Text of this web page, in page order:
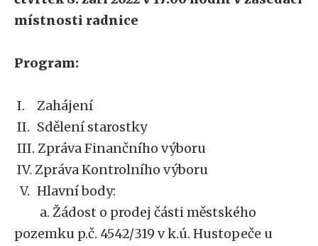
místnosti radnice
Program:
I.
Zahájení
II. Sdělení starostky
III. Zpráva Finančního výboru
IV. Zpráva Kontrolního výboru
V. Hlavní body:
a. Žádost o prodej části městského
pozemku p.č. 4542/319 v k.ú. Hustopeče u